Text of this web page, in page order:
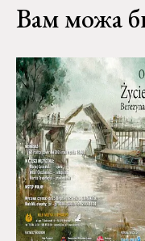
Вам можа